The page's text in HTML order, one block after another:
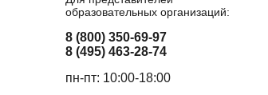
образовательных организаций:
8 (800) 350-69-97
8 (495) 463-28-74
пн-пт: 10:00-18:00